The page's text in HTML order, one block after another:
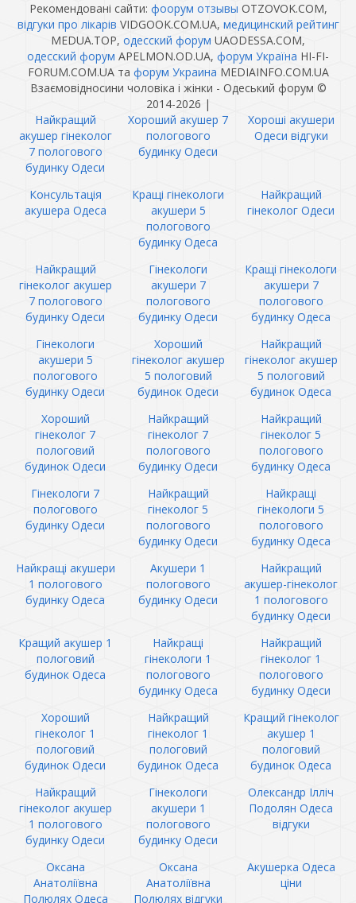
Рекомендовані сайти: фоорум отзывы OTZOVOK.COM,
відгуки про лікарів VIDGOOK.COM.UA, медицинский рейтинг
MEDUA.TOP, одесский форум UAODESSA.COM,
одесский форум APELMON.OD.UA, форум Україна HI-FI-
FORUM.COM.UA та форум Украина MEDIAINFO.COM.UA
Взаємовідносини чоловіка і жінки - Одеський форум ©
2014-2026 |
Найкращий
акушер гінеколог
7 пологового
будинку Одеси
Хороший акушер 7
пологового
будинку Одеси
Хороші акушери
Одеси відгуки
Консультація
акушера Одеса
Кращі гінекологи
акушери 5
пологового
будинку Одеса
Найкращий
гінеколог Одеси
Найкращий
гінеколог акушер
7 пологового
будинку Одеси
Гінекологи
акушери 7
пологового
будинку Одеси
Кращі гінекологи
акушери 7
пологового
будинку Одеса
Гінекологи
акушери 5
пологового
будинку Одеси
Хороший
гінеколог акушер
5 пологовий
будинок Одеси
Найкращий
гінеколог акушер
5 пологовий
будинок Одеса
Хороший
гінеколог 7
пологовий
будинок Одеси
Найкращий
гінеколог 7
пологового
будинку Одеси
Найкращий
гінеколог 5
пологового
будинку Одеса
Гінекологи 7
пологового
будинку Одеси
Найкращий
гінеколог 5
пологового
будинку Одеси
Найкращі
гінекологи 5
пологового
будинку Одеса
Найкращі акушери
1 пологового
будинку Одеса
Акушери 1
пологового
будинку Одеси
Найкращий
акушер-гінеколог
1 пологового
будинку Одеси
Кращий акушер 1
пологовий
будинок Одеса
Найкращі
гінекологи 1
пологового
будинку Одеса
Найкращий
гінеколог 1
пологового
будинку Одеси
Хороший
гінеколог 1
пологовий
будинок Одеси
Найкращий
гінеколог 1
пологовий
будинок Одеса
Кращий гінеколог
акушер 1
пологовий
будинок Одеса
Найкращий
гінеколог акушер
1 пологового
будинку Одеси
Гінекологи
акушери 1
пологового
будинку Одеси
Олександр Ілліч
Подолян Одеса
відгуки
Оксана
Анатоліївна
Полюлях Одеса
Оксана
Анатоліївна
Полюлях відгуки
Акушерка Одеса
ціни